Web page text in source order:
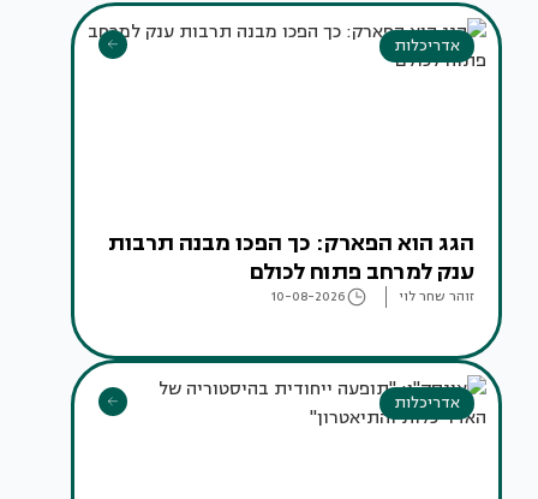
אדריכלות
הגג הוא הפארק: כך הפכו מבנה תרבות
ענק למרחב פתוח לכולם
זוהר שחר לוי 10-08-2026
אדריכלות